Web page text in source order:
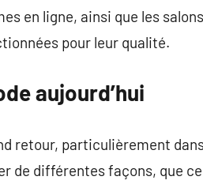
en ligne, ainsi que les
pour leur qualité.
aujourd’hui
retour, particulièrement
de différentes façons, que